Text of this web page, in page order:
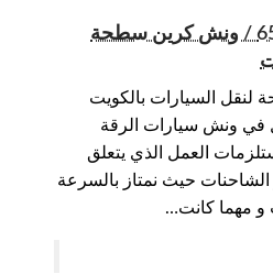
ونش الرقة / 65557275 / ونش كرين سطحة
لنقل السيارات بالكويت
ونش سيارات الرقة
العمل الذي يتعلق
حيث نمتاز بالسرعة
و مهما كانت…